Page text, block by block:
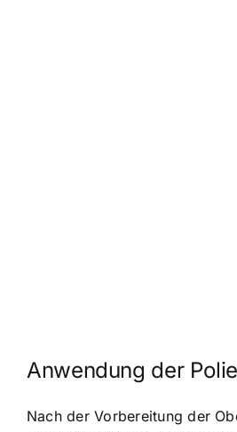
Anwendung der
Nach der Vorbereitung der